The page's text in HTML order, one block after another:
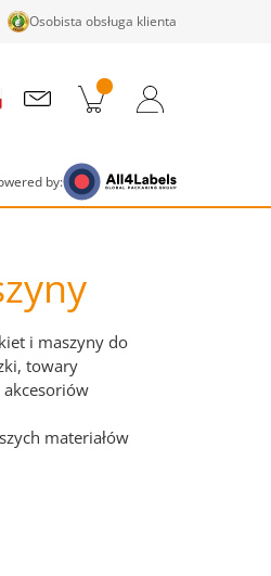
Osobista obsługa klienta
by:
i maszyny do
towary
materiałów